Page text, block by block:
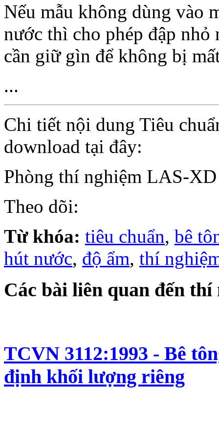
Nếu mẫu không dùng vào
nước thì cho phép đập nhỏ
cần giữ gìn để không bị
...
Chi tiết nội dung Tiêu
download tại đây:
Phòng thí nghiệm LAS-
Theo dõi:
Từ khóa: tiêu chuẩn, bê
hút nước, độ ẩm, thí
Các bài liên quan đến thí
TCVN 3112:1993 - Bê
định khối lượng riêng